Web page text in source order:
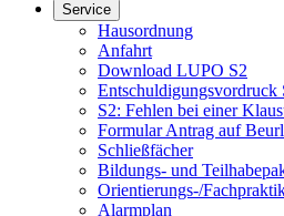
Service
Hausordnung
Anfahrt
Download LUPO S2
Entschuldigungsvordruck
S2: Fehlen bei einer
Formular Antrag auf
Schließfächer
Bildungs- und
Orientierungs-/
Alarmplan